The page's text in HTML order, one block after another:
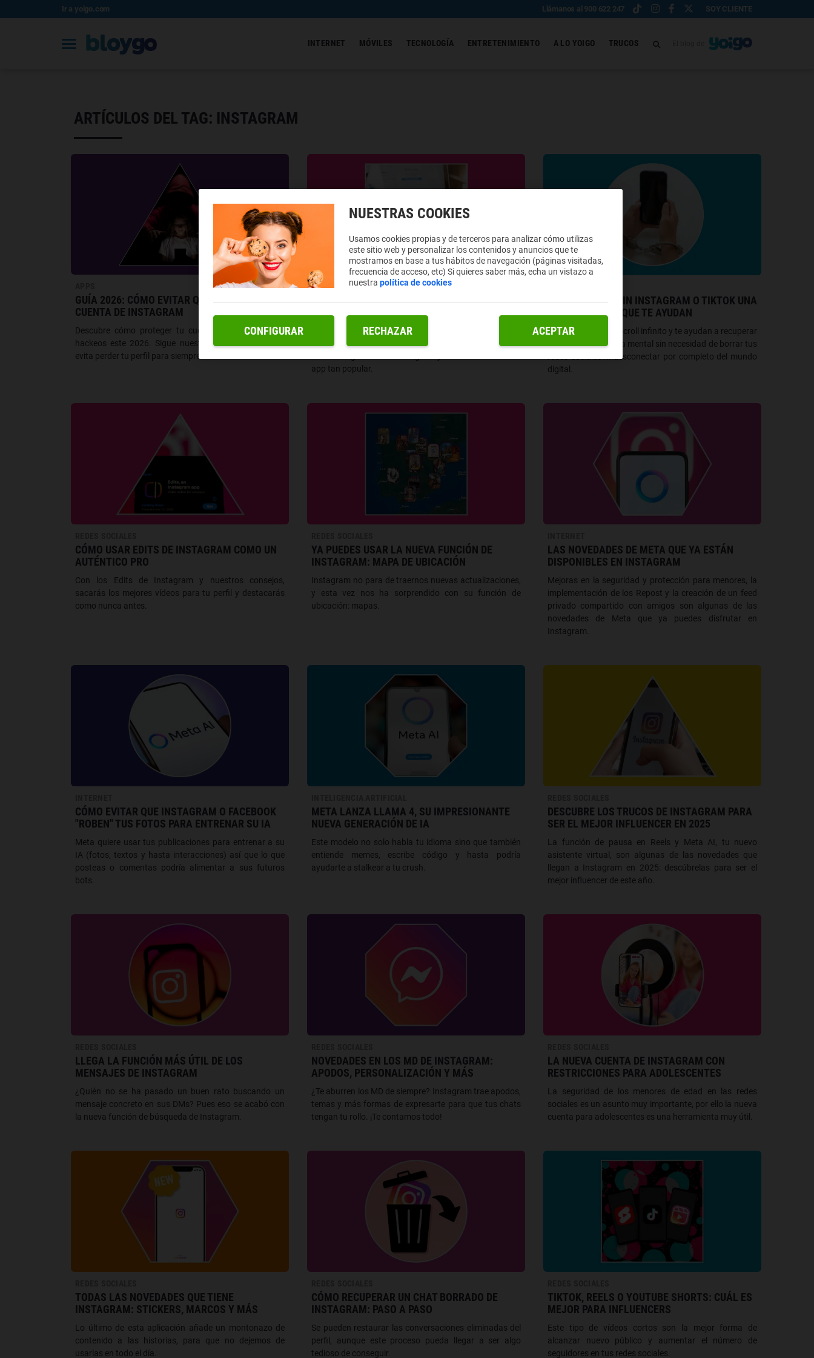
Ir a yoigo.com Llámanos al 900 622 247 SOY CLIENTE
INTERNET MÓVILES TECNOLOGÍA ENTRETENIMIENTO A LO YOIGO TRUCOS
ARTÍCULOS DEL TAG: INSTAGRAM
GUÍA 2026: CÓMO EVITAR QUE HACKEEN TU
CUENTA DE INSTAGRAM
Descubre cómo proteger tu cuenta de Instagram de
hackeos este 2026. Sigue nuestra guía actualizada y
evita perder tu perfil para siempre.
REDES SOCIALES
¿MITO O VERDAD? DESMONTAMOS 8
CREENCIAS SOBRE EL ALGORITMO DE
INSTAGRAM
Un repaso claro y sin dramas a los mitos más repetidos
app tan popular.
¿PUEDES VIVIR SIN INSTAGRAM O TIKTOK UNA
SEMANA? APPS QUE TE AYUDAN
Apps que frenan el scroll infinito y te ayudan a recuperar
tiempo, foco y calma mental sin necesidad de borrar tus
redes sociales ni desconectar por completo del mundo
digital.
CÓMO USAR EDITS DE INSTAGRAM COMO UN
AUTÉNTICO PRO
Con los Edits de Instagram y nuestros consejos,
sacarás los mejores vídeos para tu perfil y destacarás
como nunca antes.
YA PUEDES USAR LA NUEVA FUNCIÓN DE
INSTAGRAM: MAPA DE UBICACIÓN
Instagram no para de traernos nuevas actualizaciones,
y esta vez nos ha sorprendido con su función de
ubicación: mapas.
LAS NOVEDADES DE META QUE YA ESTÁN
DISPONIBLES EN INSTAGRAM
Mejoras en la seguridad y protección para menores, la
implementación de los Repost y la creación de un feed
privado compartido con amigos son algunas de las
novedades de Meta que ya puedes disfrutar en
Instagram.
CÓMO EVITAR QUE INSTAGRAM O FACEBOOK
"ROBEN" TUS FOTOS PARA ENTRENAR SU IA
Meta quiere usar tus publicaciones para entrenar a su
IA (fotos, textos y hasta interacciones) así que lo que
posteas o comentas podría alimentar a sus futuros
bots.
META LANZA LLAMA 4, SU IMPRESIONANTE
NUEVA GENERACIÓN DE IA
Este modelo no solo habla tu idioma sino que también
entiende memes, escribe código y hasta podría
ayudarte a stalkear a tu crush.
DESCUBRE LOS TRUCOS DE INSTAGRAM PARA
SER EL MEJOR INFLUENCER EN 2025
La función de pausa en Reels y Meta AI, tu nuevo
asistente virtual, son algunas de las novedades que
llegan a Instagram en 2025: descúbrelas para ser el
mejor influencer de este año.
LLEGA LA FUNCIÓN MÁS ÚTIL DE LOS
MENSAJES DE INSTAGRAM
¿Quién no se ha pasado un buen rato buscando un
mensaje concreto en sus DMs? Pues eso se acabó con
la nueva función de búsqueda de Instagram.
NOVEDADES EN LOS MD DE INSTAGRAM:
APODOS, PERSONALIZACIÓN Y MÁS
¿Te aburren los MD de siempre? Instagram trae apodos,
temas y más formas de expresarte para que tus chats
tengan tu rollo. ¡Te contamos todo!
LA NUEVA CUENTA DE INSTAGRAM CON
RESTRICCIONES PARA ADOLESCENTES
La seguridad de los menores de edad en las redes
sociales es un asunto muy importante, por ello la nueva
cuenta para adolescentes es una herramienta muy útil.
TODAS LAS NOVEDADES QUE TIENE
INSTAGRAM: STICKERS, MARCOS Y MÁS
Lo último de esta aplicación añade un montonazo de
contenido a las historias, para que no dejemos de
usarlas en todo el día.
CÓMO RECUPERAR UN CHAT BORRADO DE
INSTAGRAM: PASO A PASO
Se pueden restaurar las conversaciones eliminadas del
perfil, aunque este proceso pueda llegar a ser algo
tedioso de conseguir.
TIKTOK, REELS O YOUTUBE SHORTS: CUÁL ES
MEJOR PARA INFLUENCERS
Este tipo de vídeos cortos son la mejor forma de
alcanzar nuevo público y aumentar el número de
seguidores en tus redes sociales.
NUESTRAS COOKIES
Usamos cookies propias y de terceros para analizar cómo utilizas
este sitio web y personalizar los contenidos y anuncios que te
mostramos en base a tus hábitos de navegación (páginas visitadas,
frecuencia de acceso, etc) Si quieres saber más, echa un vistazo a
nuestrapolítica de cookies
RECHAZAR ACEPTAR
CONFIGURAR